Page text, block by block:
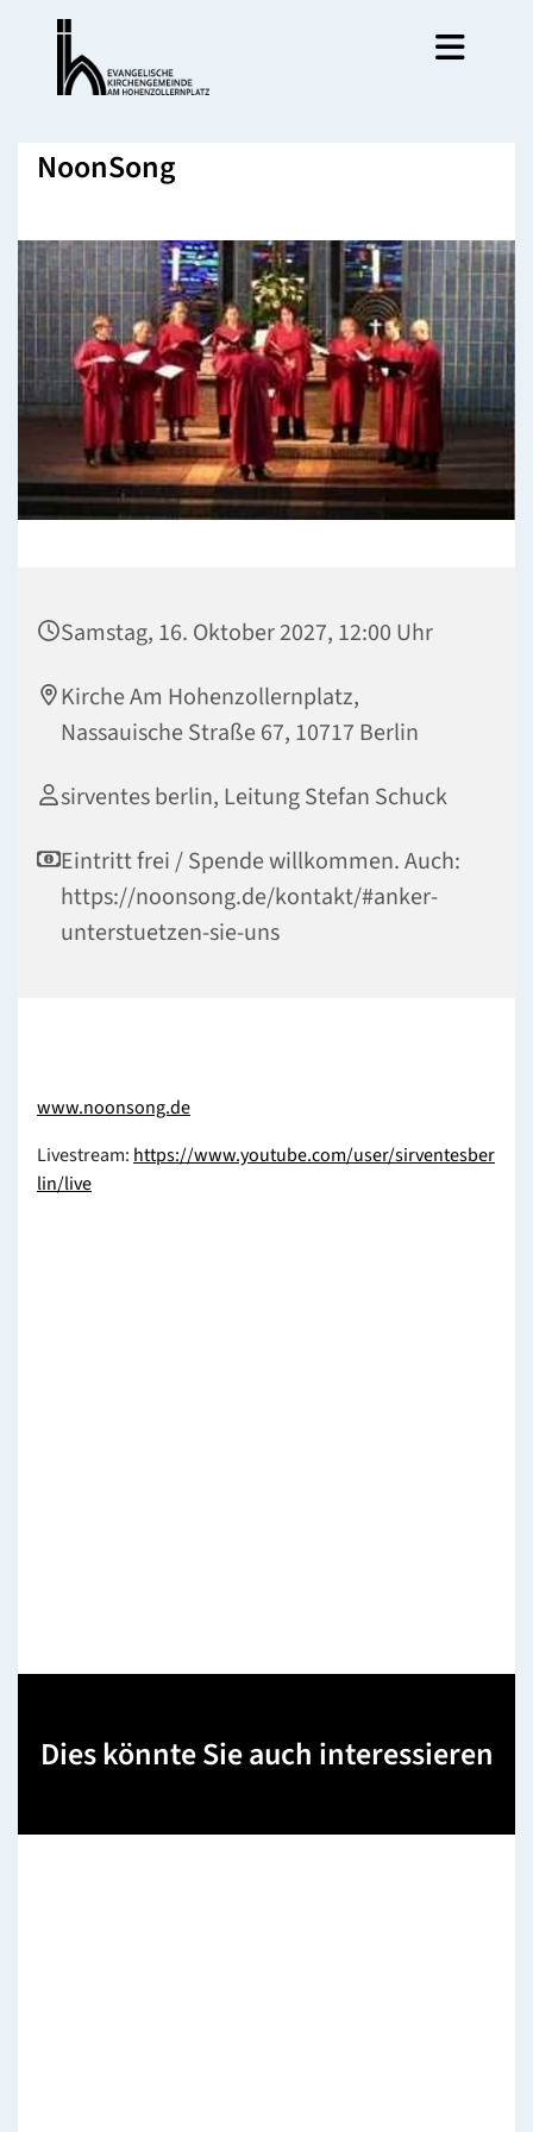
NoonSong
Samstag, 16. Oktober 2027, 12:00 Uhr
Kirche Am Hohenzollernplatz,
Nassauische Straße 67, 10717 Berlin
sirventes berlin, Leitung Stefan Schuck
Eintritt frei / Spende willkommen. Auch:
https://noonsong.de/kontakt/#anker-
unterstuetzen-sie-uns
www.noonsong.de
Livestream: https://www.youtube.com/user/sirventesber
lin/live
Dies könnte Sie auch interessieren